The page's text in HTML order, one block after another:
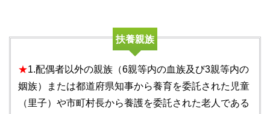
扶養親族
★1.配偶者以外の親族（6親等内の血族及び3親等内の
姻族）または都道府県知事から養育を委託された児童
（里子）や市町村長から養護を委託された老人である